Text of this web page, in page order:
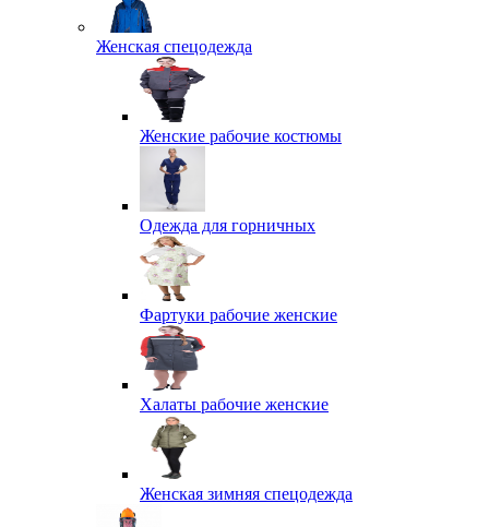
Женская спецодежда
Женские рабочие костюмы
Одежда для горничных
Фартуки рабочие женские
Халаты рабочие женские
Женская зимняя спецодежда